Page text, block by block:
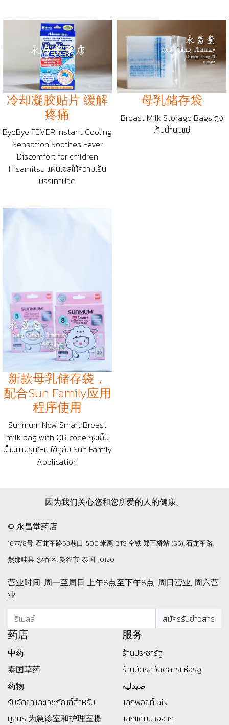
冷却凝胶贴片 缓解
疼痛
ByeBye FEVER Instant Cooling
Sensation Soothes Fever
Discomfort for children
Hisamitsu แผ่นเจลให้ความเย็น
บรรเทาปวด
母乳储存袋
Breast Milk Storage Bags ถุง
เก็บน้ำนมแม่
新款母乳储存袋，
配合Sun Family应用
程序使用
Sunmum New Smart Breast
milk bag with QR code ถุงเก็บ
น้ำนมแม่รุ่นใหม่ ใช้คู่กับ Sun Family
Application
因为我们关心您和您所爱的人的健康。
© 永昌堂药店
1677/8号, 石龙军路63巷口, 500 米离 BTS 空铁 郑王桥站 (S6), 石龙军路,
然那哇县, 沙吞区, 曼谷市, 泰国, 10120
营业时间: 周一至周日 上午8点至下午8点, 周日营业, 周六营
业
药店
中药
泰国草药
药物
รับจัดยาและเวชภัณฑ์สำหรับ
มูลนิธิ 为急诊室和护理室提
服务
ร้านประชารัฐ
ร้านบัตรสว้สดิการแห่งรัฐ
صيدلية
แลกพอยท์ ais
แลกแต้มบางจาก